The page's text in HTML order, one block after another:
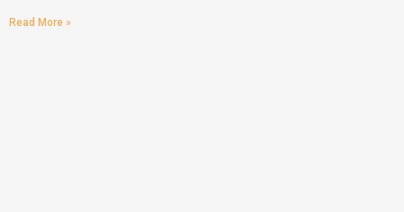
Read More »